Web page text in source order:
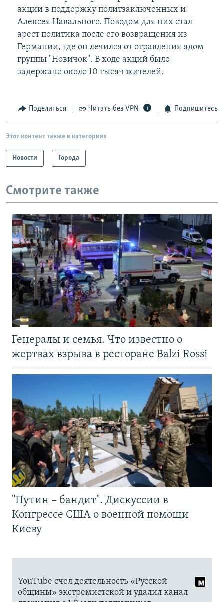
акции в поддержку политзаключенных и
Алексея Навального. Поводом для них стал
арест политика после его возвращения из
Германии, где он лечился от отравления ядом
группы "Новичок". В ходе акций было
задержано около 10 тысяч жителей.
Поделиться Читать без VPN Подпишитесь
Этот контент также в категориях
Новости Города
Смотрите также
Генералы и семья. Что известно о
жертвах взрыва в ресторане Balzi Rossi
"Путин – бандит". Дискуссии в
Конгрессе США о военной помощи
Киеву